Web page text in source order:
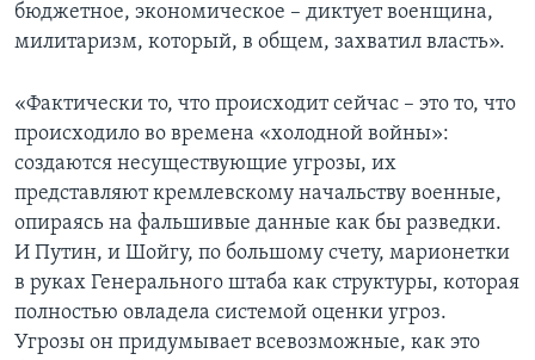
бюджетное, экономическое – диктует военщина,
милитаризм, который, в общем, захватил власть».
«Фактически то, что происходит сейчас – это то, что
происходило во времена «холодной войны»:
создаются несуществующие угрозы, их
представляют кремлевскому начальству военные,
опираясь на фальшивые данные как бы разведки.
И Путин, и Шойгу, по большому счету, марионетки
в руках Генерального штаба как структуры, которая
полностью овладела системой оценки угроз.
Угрозы он придумывает всевозможные, как это